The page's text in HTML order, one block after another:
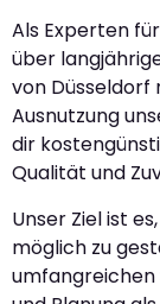
Als Experten
über
von Düsseldorf
Ausnutzung
dir
Qualität und
Unser Ziel ist
möglich zu
umfangreichen